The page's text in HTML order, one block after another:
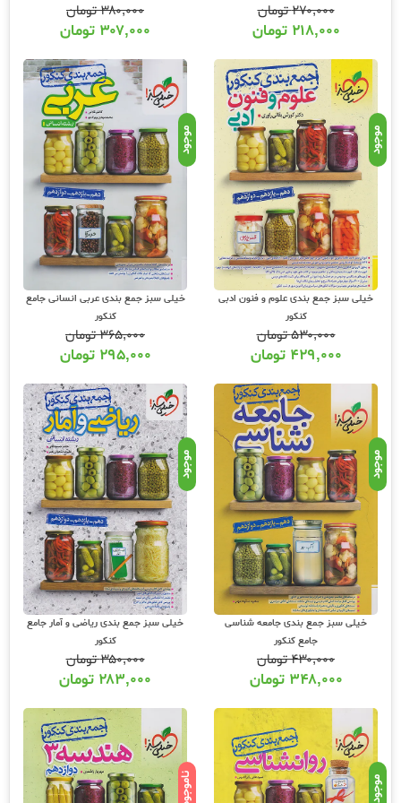
۲۷۰,۰۰۰تومان
۲۱۸,۰۰۰ تومان
۳۸۰,۰۰۰تومان
۳۰۷,۰۰۰ تومان
موجود
خیلی سبز جمع بندی علوم و فنون ادبی
کنکور
۵۳۰,۰۰۰تومان
۴۲۹,۰۰۰ تومان
موجود
خیلی سبز جمع بندی عربی انسانی جامع
کنکور
۳۶۵,۰۰۰تومان
۲۹۵,۰۰۰ تومان
موجود
خیلی سبز جمع بندی جامعه شناسی
جامع کنکور
۴۳۰,۰۰۰تومان
۳۴۸,۰۰۰ تومان
موجود
خیلی سبز جمع بندی ریاضی و آمار جامع
کنکور
۳۵۰,۰۰۰تومان
۲۸۳,۰۰۰ تومان
موجود ناموجود